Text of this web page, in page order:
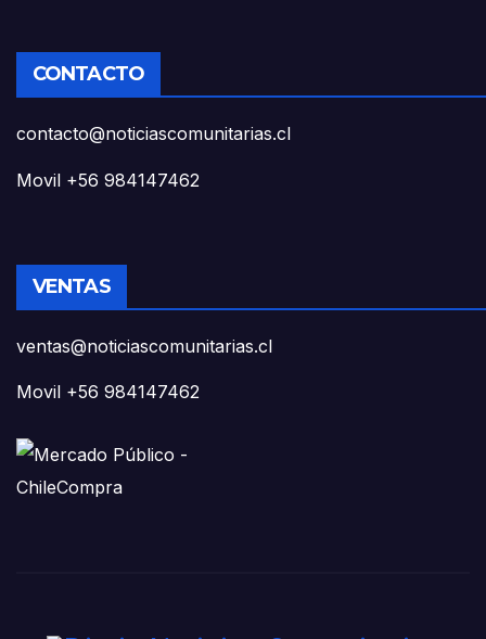
CONTACTO
contacto@noticiascomunitarias.cl
Movil +56 984147462
VENTAS
ventas@noticiascomunitarias.cl
Movil +56 984147462